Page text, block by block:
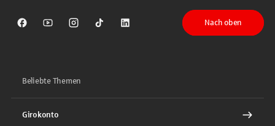
Sparkasse auf Facebook
Sparkasse auf Youtube
Sparkasse auf Instagram
Sparkasse auf TikTok
Sparkasse auf LinkedIn
Nach oben
Beliebte Themen
Girokonto